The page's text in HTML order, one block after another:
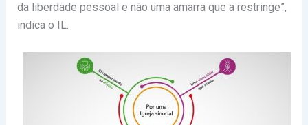
da liberdade pessoal e não uma amarra que a restringe”,
indica o IL.